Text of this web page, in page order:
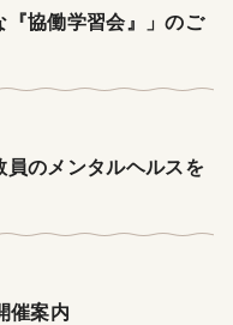
『協働学習会』」のご
員のメンタルヘルスを
催案内